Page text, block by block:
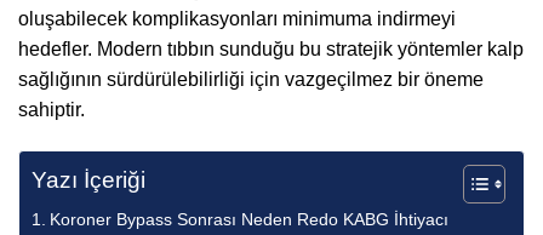
oluşabilecek komplikasyonları minimuma indirmeyi
hedefler. Modern tıbbın sunduğu bu stratejik yöntemler kalp
sağlığının sürdürülebilirliği için vazgeçilmez bir öneme
sahiptir.
Yazı İçeriği
Koroner Bypass Sonrası Neden Redo KABG İhtiyacı